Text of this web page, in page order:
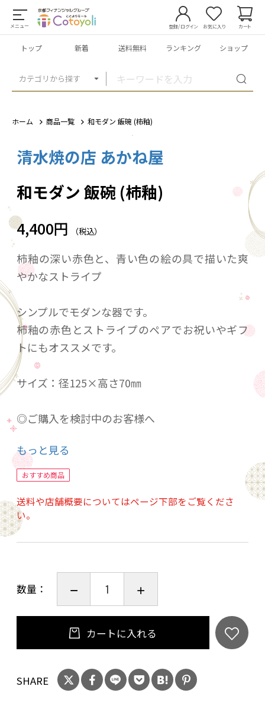
メニュー
カテゴリから探す
登録/ログイン お気に入り カート
トップ 新着 送料無料 ランキング ショップ
ホーム 商品一覧 和モダン 飯碗 (柿釉)
清水焼の店 あかね屋
和モダン 飯碗 (柿釉)
4,400円 （税込）
柿釉の深い赤色と、青い色の絵の具で描いた爽
やかなストライプ
シンプルでモダンな器です。
柿釉の赤色とストライプのペアでお祝いやギフ
トにもオススメです。
サイズ：径125×高さ70㎜
◎ご購入を検討中のお客様へ
当作品はひとつひとつ手作業で作っております。
若干風合いや色合いが異なる場合がございます
食洗機 ○
電子レンジ ○
使用後食器は汚れを落とし、よく乾燥させてか
ら収納して下さい。
ーーーーーーーーーーーーーーーーーーーー
素材：陶器 京焼・清水焼
もっと見る
おすすめ商品
送料や店舗概要についてはページ下部をご覧くださ
い。
数量：
カートに入れる
SHARE